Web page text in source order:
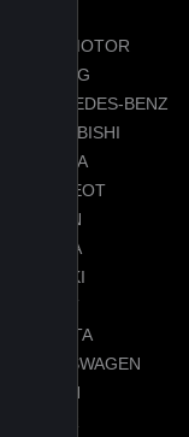
LEAPMOTOR
LIXIANG
MERCEDES-BENZ
MITSUBISHI
OMODA
PEUGEOT
RAVON
SKODA
SUZUKI
TENET
TOYOTA
VOLKSWAGEN
VOYAH
ZEEKR